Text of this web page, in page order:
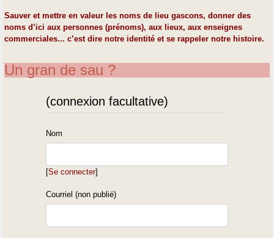
Sauver et mettre en valeur les noms de lieu gascons, donner des
noms d’ici aux personnes (prénoms), aux lieux, aux enseignes
commerciales... c’est dire notre identité et se rappeler notre histoire.
Un gran de sau ?
(connexion facultative)
Nom
[Se connecter]
Courriel (non publié)